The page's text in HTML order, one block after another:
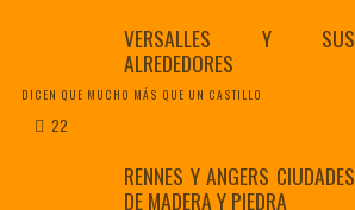
VERSALLES Y SUS
ALREDEDORES
DICEN QUE MUCHO MÁS QUE UN CASTILLO
22
RENNES Y ANGERS CIUDADES
DE MADERA Y PIEDRA